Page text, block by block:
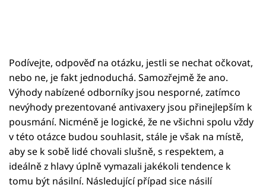
Podívejte, odpověď na otázku, jestli se nechat očkovat,
nebo ne, je fakt jednoduchá. Samozřejmě že ano.
Výhody nabízené odborníky jsou nesporné, zatímco
nevýhody prezentované antivaxery jsou přinejlepším k
pousmání. Nicméně je logické, že ne všichni spolu vždy
v této otázce budou souhlasit, stále je však na místě,
aby se k sobě lidé chovali slušně, s respektem, a
ideálně z hlavy úplně vymazali jakékoli tendence k
tomu být násilní. Následující případ sice násilí